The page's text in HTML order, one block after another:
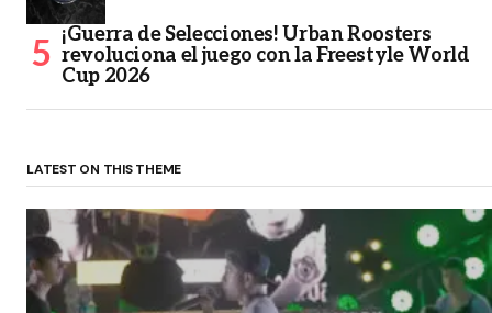
¡Guerra de Selecciones! Urban Roosters
revoluciona el juego con la Freestyle World
Cup 2026
LATEST ON THIS THEME